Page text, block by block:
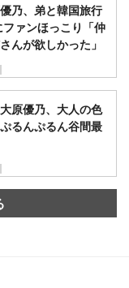
乃、弟と韓国旅行
ァンほっこり「仲
んが欲しかった」
原優乃、大人の色
るんぷるん谷間最